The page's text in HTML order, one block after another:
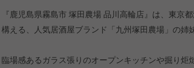
『鹿児島県霧島市 塚田農場 品川高輪店』は、東京
構える、人気居酒屋ブランド「九州塚田農場」の姉
臨場感あるガラス張りのオープンキッチンや掘り